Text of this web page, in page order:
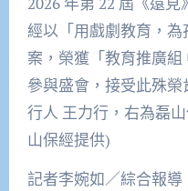
經以「用戲劇教育，
案，榮獲「教育推廣
參與盛會，接受此殊
行人 王力行，右為磊
山保經提供)
記者李婉如／綜合報導